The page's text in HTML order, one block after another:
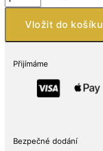
925
přívěsek
včelky
Vložit do košíku
Přijímáme
Bezpečné dodání